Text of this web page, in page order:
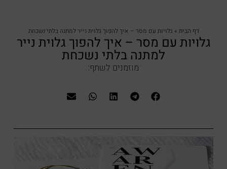
דף הבית » גלויות עם מסר – איך להפוך גלוית נייר למתנה בלתי נשכחת
גלויות עם מסר – איך להפוך גלוית נייר
למתנה בלתי נשכחת
מוזמנים לשתף: